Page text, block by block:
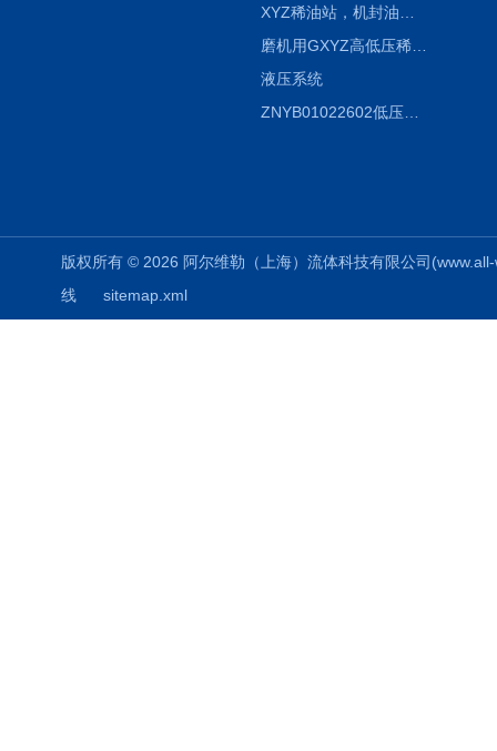
磨机用GXYZ高低压稀油站，静压油润滑系统
液压系统
ZNYB01022602低压螺杆泵
版权所有 © 2026 阿尔维勒（上海）流体科技有限公司
线
sitemap.xml